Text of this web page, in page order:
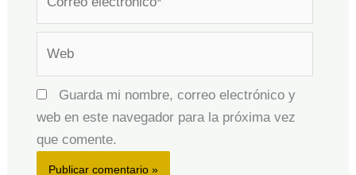
Guarda mi nombre, correo electrónico y
web en este navegador para la próxima vez
que comente.